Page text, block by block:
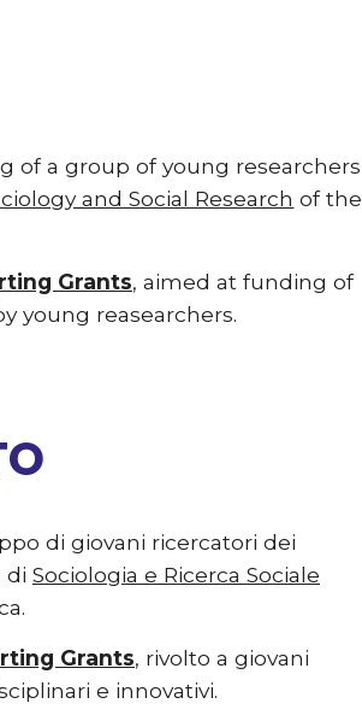
of a group of young researchers
and Social Research of the
Grants, aimed at funding of
young reasearchers.
di giovani ricercatori dei
di Sociologia e Ricerca Sociale
Grants, rivolto a giovani
e innovativi.